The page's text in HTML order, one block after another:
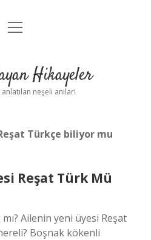
Anasayfa
Uyarı
menüyü
Hikayeler
neşeli anılar!
Türkçe biliyor mu
Reşat Türk Mü
Ailenin yeni üyesi Reşat
Boşnak kökenli